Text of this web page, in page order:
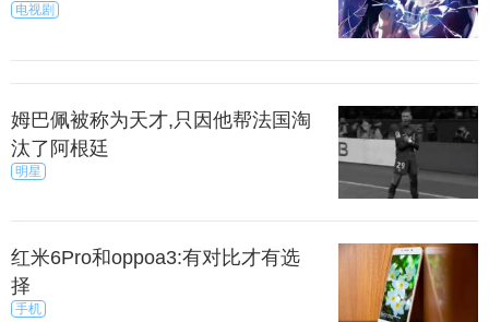
电视剧
姆巴佩被称为天才,只因他帮法国淘
汰了阿根廷
明星
红米6Pro和oppoa3:有对比才有选
择
手机